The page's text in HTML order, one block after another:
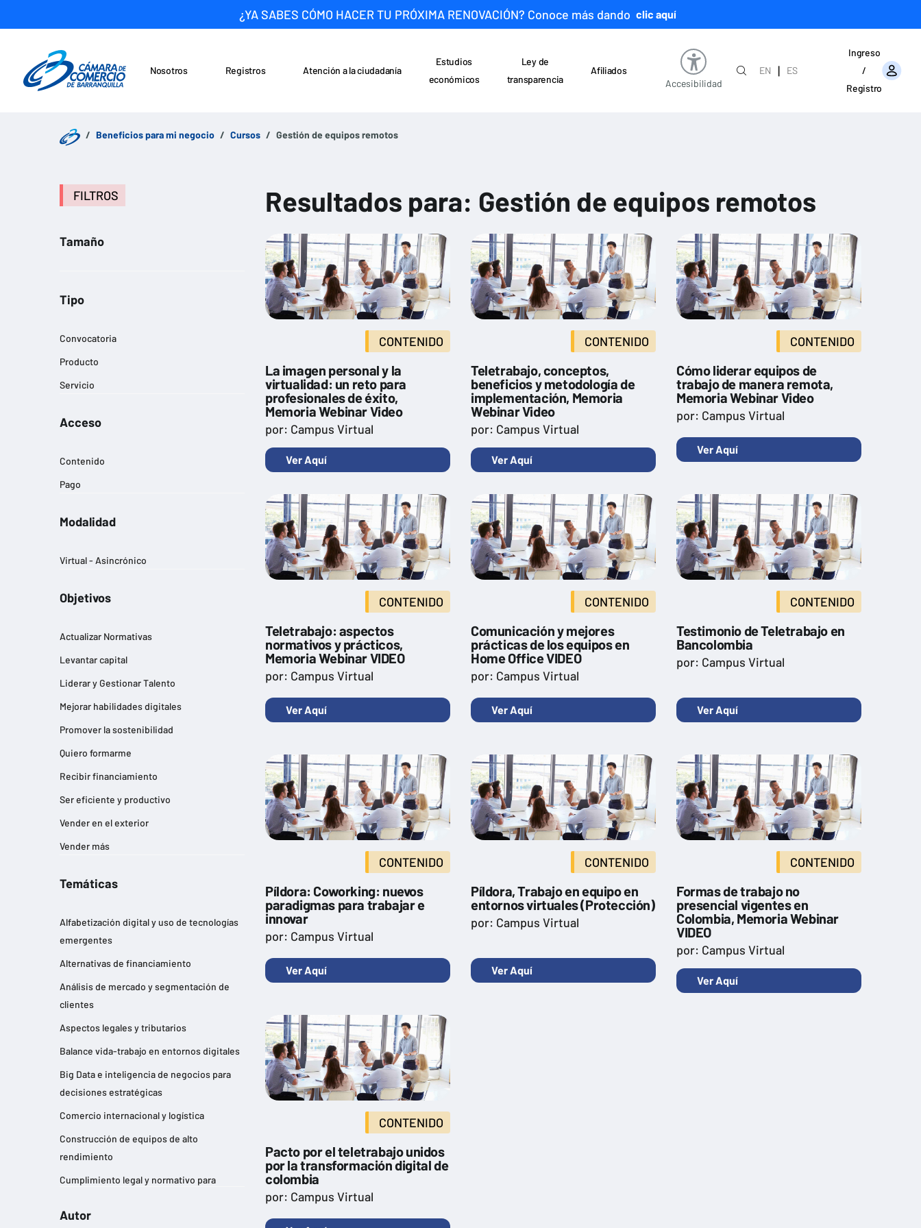
¿YA SABES CÓMO HACER TU PRÓXIMA RENOVACIÓN? Conoce más dando clic aquí
Nosotros Registros
Atención a la ciudadanía
Estudios
económicos
Ley de
transparencia
Afiliados
Accesibilidad
EN |
ES
Ingreso
/
Registro
Beneficios para mi negocio Cursos Gestión de equipos remotos
FILTROS
Tamaño
Tipo
Convocatoria
Producto
Servicio
Acceso
Contenido
Pago
Modalidad
Virtual - Asincrónico
Objetivos
Actualizar Normativas
Levantar capital
Liderar y Gestionar Talento
Mejorar habilidades digitales
Promover la sostenibilidad
Quiero formarme
Recibir financiamiento
Ser eficiente y productivo
Vender en el exterior
Vender más
Temáticas
Alfabetización digital y uso de tecnologías
emergentes
Alternativas de financiamiento
Análisis de mercado y segmentación de
clientes
Aspectos legales y tributarios
Balance vida-trabajo en entornos digitales
Big Data e inteligencia de negocios para
decisiones estratégicas
Comercio internacional y logística
Construcción de equipos de alto
rendimiento
Cumplimiento legal y normativo para
Desarrollo de habilidades de liderazgo
Autor
Resultados para: Gestión de equipos remotos
CONTENIDO
La imagen personal y la
virtualidad: un reto para
profesionales de éxito,
Memoria Webinar Video
por: Campus Virtual
Ver Aquí
CONTENIDO
Teletrabajo, conceptos,
beneficios y metodología de
implementación, Memoria
Webinar Video
por: Campus Virtual
Ver Aquí
CONTENIDO
Cómo liderar equipos de
trabajo de manera remota,
Memoria Webinar Video
por: Campus Virtual
Ver Aquí
CONTENIDO
Teletrabajo: aspectos
normativos y prácticos,
Memoria Webinar VIDEO
por: Campus Virtual
Ver Aquí
CONTENIDO
Comunicación y mejores
prácticas de los equipos en
Home Office VIDEO
por: Campus Virtual
Ver Aquí
CONTENIDO
Testimonio de Teletrabajo en
Bancolombia
por: Campus Virtual
Ver Aquí
CONTENIDO
Píldora: Coworking: nuevos
paradigmas para trabajar e
innovar
por: Campus Virtual
Ver Aquí
CONTENIDO
Píldora, Trabajo en equipo en
entornos virtuales (Protección)
por: Campus Virtual
Ver Aquí
CONTENIDO
Formas de trabajo no
presencial vigentes en
Colombia, Memoria Webinar
VIDEO
por: Campus Virtual
Ver Aquí
CONTENIDO
Pacto por el teletrabajo unidos
por la transformación digital de
colombia
por: Campus Virtual